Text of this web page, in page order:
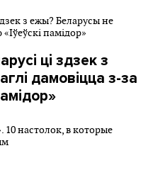
ці здзек з
дамовіцца з-за